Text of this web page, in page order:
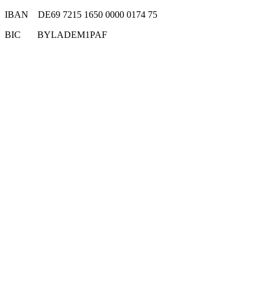
IBAN DE69 7215 1650 0000 0174 75
BIC BYLADEM1PAF